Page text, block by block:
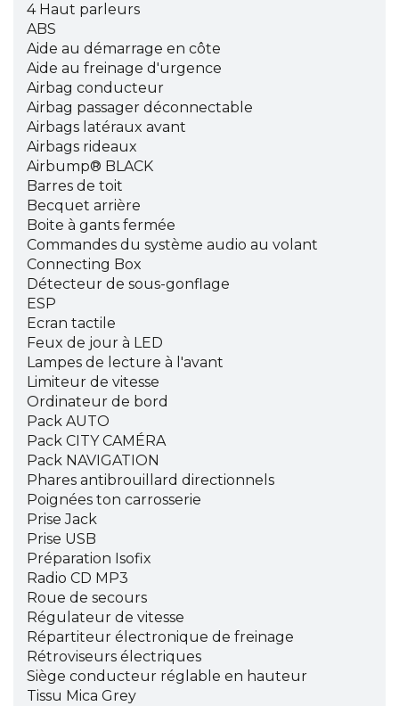
4 Haut parleurs
ABS
Aide au démarrage en côte
Aide au freinage d'urgence
Airbag conducteur
Airbag passager déconnectable
Airbags latéraux avant
Airbags rideaux
Airbump® BLACK
Barres de toit
Becquet arrière
Boite à gants fermée
Commandes du système audio au volant
Connecting Box
Détecteur de sous-gonflage
ESP
Ecran tactile
Feux de jour à LED
Lampes de lecture à l'avant
Limiteur de vitesse
Ordinateur de bord
Pack AUTO
Pack CITY CAMÉRA
Pack NAVIGATION
Phares antibrouillard directionnels
Poignées ton carrosserie
Prise Jack
Prise USB
Préparation Isofix
Radio CD MP3
Roue de secours
Régulateur de vitesse
Répartiteur électronique de freinage
Rétroviseurs électriques
Siège conducteur réglable en hauteur
Tissu Mica Grey